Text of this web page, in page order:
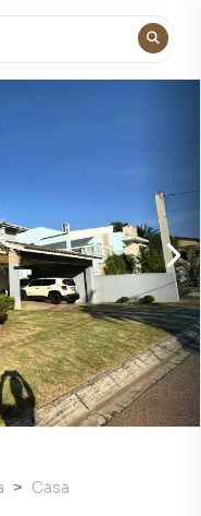
Casa